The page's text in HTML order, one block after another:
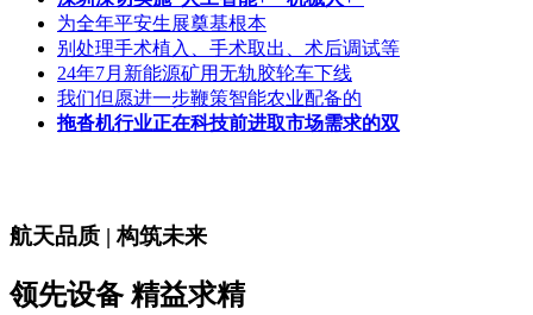
为全年平安生展奠基根本
别处理手术植入、手术取出、术后调试等
24年7月新能源矿用无轨胶轮车下线
我们但愿进一步鞭策智能农业配备的
拖沓机行业正在科技前进取市场需求的双
航天品质 | 构筑未来
领先设备 精益求精